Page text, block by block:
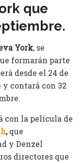
que
York, se
formarán parte
desde el 24 de
y contará con 32
con la película de
,que
y Denzel
directores que